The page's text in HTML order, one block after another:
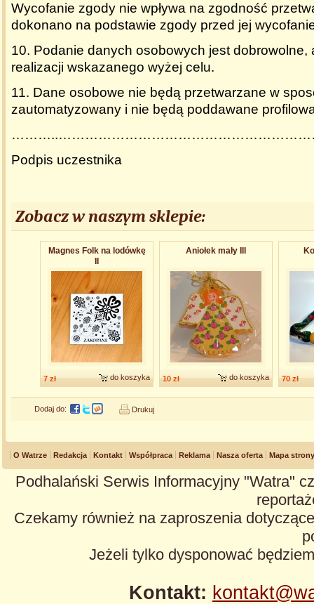
Wycofanie zgody nie wpływa na zgodność
dokonano na podstawie zgody przed jej
10. Podanie danych osobowych jest dobrowolne,
realizacji wskazanego wyżej celu.
11. Dane osobowe nie będą przetwarzane w
zautomatyzowany i nie będą poddawane
Podpis uczestnika
Zobacz w naszym sklepie:
Magnes Folk na lodówkę
7 zł do koszyka
Aniołek mały III
10 zł do koszyka 70 zł
Dodaj do: Drukuj
O Watrze Redakcja Kontakt Współpraca Reklama Nasza oferta Mapa strony
Podhalański Serwis Informacyjny "Watra"
Czekamy również na zaproszenia
Jeżeli tylko dysponować
Kontakt: